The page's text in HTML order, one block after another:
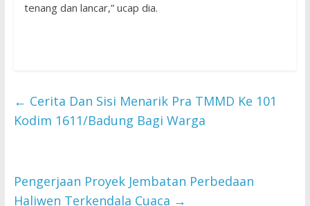
tenang dan lancar,” ucap dia.
← Cerita Dan Sisi Menarik Pra TMMD Ke 101
Kodim 1611/Badung Bagi Warga
Pengerjaan Proyek Jembatan Perbedaan
Haliwen Terkendala Cuaca →